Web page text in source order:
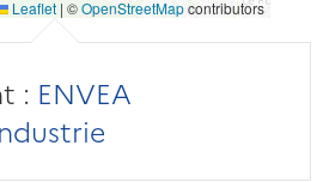
Leaflet | ©OpenStreetMapcontributors
: ENVEA